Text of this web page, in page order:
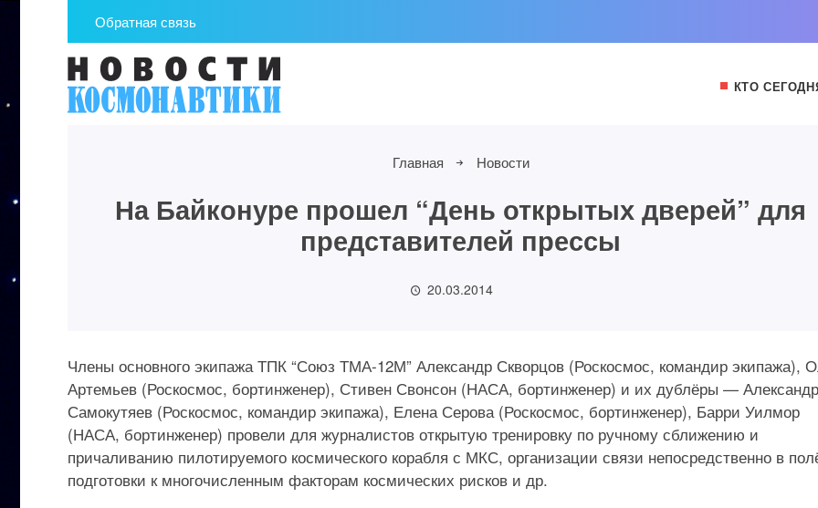
Обратная связь
КТО
Главная Новости
На Байконуре прошел “День открытых дверей” для
представителей прессы
20.03.2014
Члены основного экипажа ТПК “Союз ТМА-12М” Александр Скворцов (Роскосмос, командир экипажа),
Артемьев (Роскосмос, бортинженер), Стивен Свонсон (НАСА, бортинженер) и их дублёры — Александр
Самокутяев (Роскосмос, командир экипажа), Елена Серова (Роскосмос, бортинженер), Барри Уилмор
(НАСА, бортинженер) провели для журналистов открытую тренировку по ручному сближению и
причаливанию пилотируемого космического корабля с МКС, организации связи непосредственно в
подготовки к многочисленным факторам космических рисков и др.